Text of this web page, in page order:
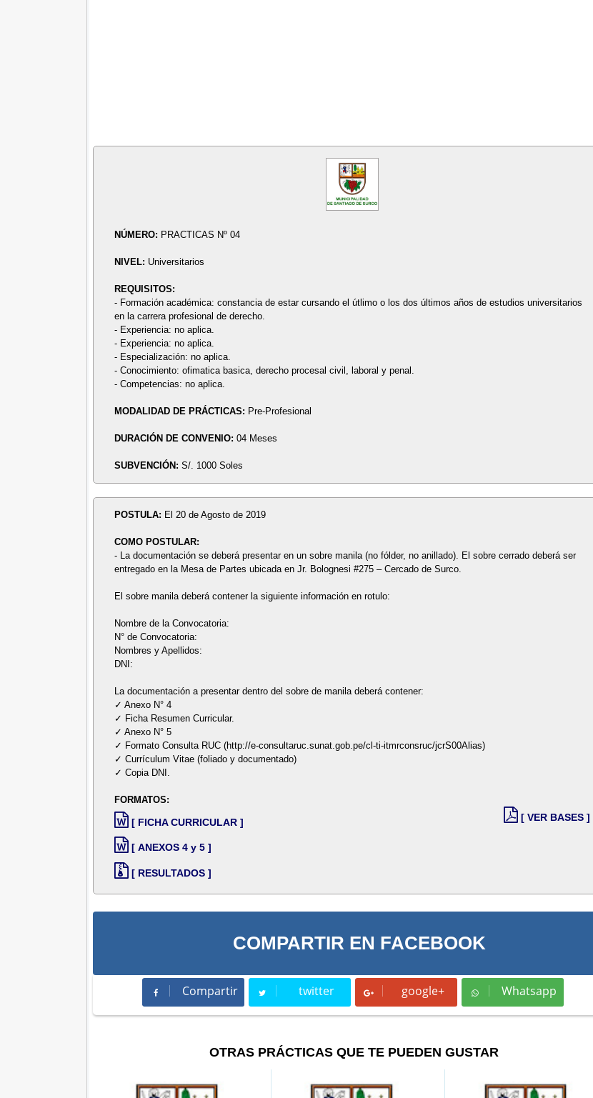
NÚMERO: PRACTICAS Nº 04
NIVEL: Universitarios
REQUISITOS:
- Formación académica: constancia de estar cursando el útlimo o los dos últimos años de estudios universitarios
en la carrera profesional de derecho.
- Experiencia: no aplica.
- Experiencia: no aplica.
- Especialización: no aplica.
- Conocimiento: ofimatica basica, derecho procesal civil, laboral y penal.
- Competencias: no aplica.
MODALIDAD DE PRÁCTICAS: Pre-Profesional
DURACIÓN DE CONVENIO:04 Meses
SUBVENCIÓN:S/. 1000 Soles
POSTULA: El 20 de Agosto de 2019
COMO POSTULAR:
- La documentación se deberá presentar en un sobre manila (no fólder, no anillado). El sobre cerrado deberá ser
entregado en la Mesa de Partes ubicada en Jr. Bolognesi #275 – Cercado de Surco.
El sobre manila deberá contener la siguiente información en rotulo:
Nombre de la Convocatoria:
N° de Convocatoria:
Nombres y Apellidos:
DNI:
La documentación a presentar dentro del sobre de manila deberá contener:
✓ Anexo N° 4
✓ Ficha Resumen Curricular.
✓ Anexo N° 5
✓ Formato Consulta RUC (http://e-consultaruc.sunat.gob.pe/cl-ti-itmrconsruc/jcrS00Alias)
✓ Currículum Vitae (foliado y documentado)
✓ Copia DNI.
FORMATOS:
[ FICHA CURRICULAR ]
[ ANEXOS 4 y 5 ]
[ RESULTADOS ]
[ VER BASES ]
COMPARTIR EN FACEBOOK
Compartir
Compartir twitter
Tweet google+ Whatsapp
Whatsapp
OTRAS PRÁCTICAS QUE TE PUEDEN GUSTAR